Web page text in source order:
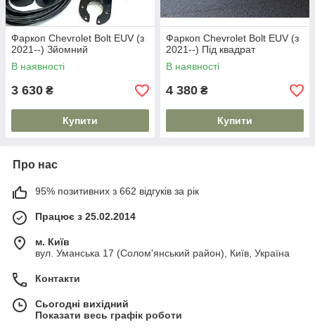
Фаркоп Chevrolet Bolt EUV (з
2021--) Зйомний
В наявності
3 630 ₴
Купити
Фаркоп Chevrolet Bolt EUV (з
2021--) Під квадрат
В наявності
4 380 ₴
Купити
Про нас
95% позитивних з 662 відгуків за рік
Працює з 25.02.2014
м. Київ
вул. Уманська 17 (Солом'янський район), Київ, Україна
Контакти
Сьогодні вихідний
Показати весь графік роботи